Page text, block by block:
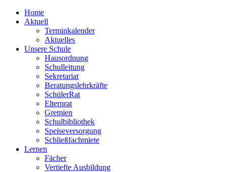
Home
Aktuell
Terminkalender
Aktuelles
Unsere Schule
Hausordnung
Schulleitung
Sekretariat
Beratungslehrkräfte
SchülerRat
Elternrat
Gremien
Schulbibliothek
Speiseversorgung
Schließfachmiete
Lernen
Fächer
Vertiefte Ausbildung